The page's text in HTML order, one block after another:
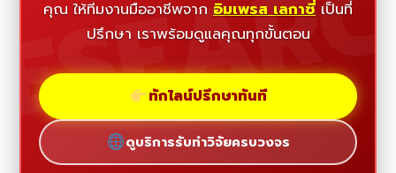
คุณ ให้ทีมงานมืออาชีพจาก อิมเพรส เลกาซี่ เป็นที่
ปรึกษา เราพร้อมดูแลคุณทุกขั้นตอน
ทักไลน์ปรึกษาทันที
ดูบริการรับทำวิจัยครบวงจร